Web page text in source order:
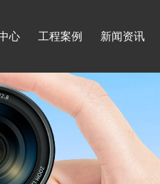
心 工程案例 新闻资讯